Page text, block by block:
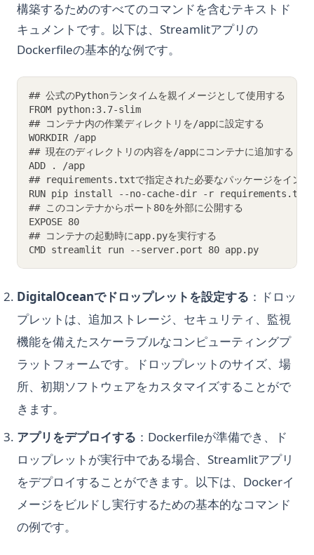
構築するためのすべてのコマンドを含むテキストド
キュメントです。以下は、Streamlitアプリの
Dockerfileの基本的な例です。
## 公式のPythonランタイムを親イメージとして使用する
FROM python:3.7-slim
## コンテナ内の作業ディレクトリを/appに設定する
WORKDIR /app
## 現在のディレクトリの内容を/appにコンテナに追加する
ADD . /app
## requirements.txtで指定された必要なパッケージをインス
RUN pip install --no-cache-dir -r requirements.txt
## このコンテナからポート80を外部に公開する
EXPOSE 80
## コンテナの起動時にapp.pyを実行する
CMD streamlit run --server.port 80 app.py
DigitalOceanでドロップレットを設定する ：ドロッ
プレットは、追加ストレージ、セキュリティ、監視
機能を備えたスケーラブルなコンピューティングプ
ラットフォームです。ドロップレットのサイズ、場
所、初期ソフトウェアをカスタマイズすることがで
きます。
アプリをデプロイする ：Dockerfileが準備でき、ド
ロップレットが実行中である場合、Streamlitアプリ
をデプロイすることができます。以下は、Dockerイ
メージをビルドし実行するための基本的なコマンド
の例です。